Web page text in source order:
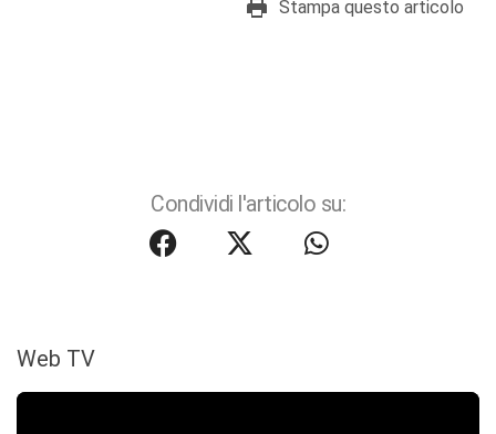
Stampa questo articolo
Condividi l'articolo su:
Web TV